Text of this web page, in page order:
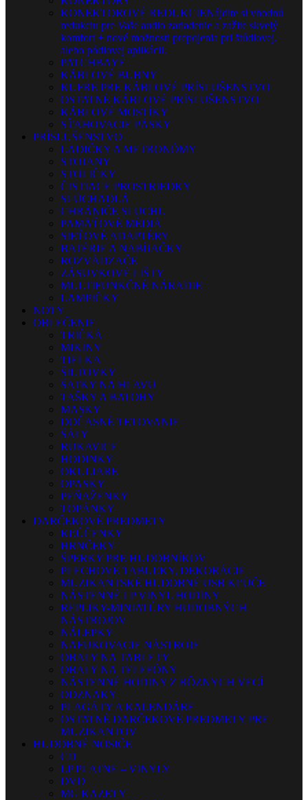
KONEKTOROVÉ REDUKCIENájdite si vhodnú
redukciu pre Vaše audio zariadenie a zažite skvelý
komfort + nové možnosti prepojenia pri štúdiovej,
alebo pódiovej aplikácii.
PATCHBAYE
KÁBLOVÉ BUBNY
KUFRE PRE KÁBLOVÉ PRÍSLUŠENSTVO
OSTATNÉ KÁBLOVÉ PRÍSLUŠENSTVO
KÁBLOVÉ MOSTÍKY
SŤAHOVACIE PÁSKY
PRÍSLUŠENSTVO
LADIČKY A METRONÓMY
STOJANY
STOLIČKY
ČISTIACE PROSTRIEDKY
SLÚCHADLÁ
CHRÁNIČE SLUCHU
PAMÄŤOVÉ MÉDIÁ
SIEŤOVÉ ADAPTÉRY
BATÉRIE A NABÍJAČKY
ROZVÁDZAČE
ZÁSUVKOVÉ LIŠTY
MULTIFUNKČNÉ NÁRADIE
LAMPIČKY
NOTY
OBLEČENIE
TRIČKÁ
MIKINY
TIELKA
ŠILTOVKY
ŠATKY NA HLAVU
TAŠKY A BATOHY
MASKY
DOČASNÉ TETOVANIE
ŠÁLY
RUKAVICE
HODINKY
OKULIARE
OPASKY
PEŇAŽENKY
TOPÁNKY
DARČEKOVÉ PREDMETY
KĽÚČENKY
HRNČEKY
ŠPERKY PRE HUDOBNÍKOV
PLECHOVÉ TABUĽKY, DEKORÁCIE
MUZIKANTSKÉ HUDOBNÉ USB KĽÚČE
NÁSTENNÉ LP VINYL HODINY
REPLIKY-MINIATÚRY HUDOBNÝCH
NÁSTROJOV
NÁLEPKY
NAFUKOVACIE NÁSTROJE
OBALY NA TABLETY
OBALY NA TELEFÓNY
NÁSTENNÉ HODINY Z RÔZNYCH VECÍ
ODZNAKY
PLAGÁTY A KALENDÁRE
OSTATNÉ DARČEKOVÉ PREDMETY PRE
MUZIKANTOV
HUDOBNÉ NOSIČE
CD
LP PLATNE – VINYLY
DVD
MG KAZETY